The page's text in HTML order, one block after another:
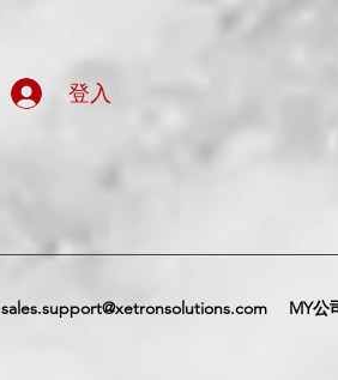
登入
sales.support@xetronsolutions.com MY公